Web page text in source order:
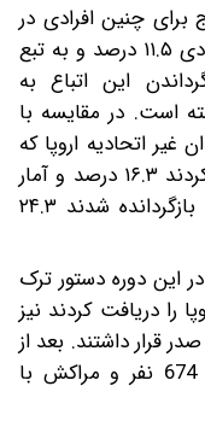
برای چنین افرادی در
مقایسه با سه‌ماهه سوم سال ۲۰۲۴ میلادی ۱۱.۵ درصد و به تبع
این اتباع به
داشته است. در مقایسه با
آمار شهروندان غیر اتحادیه اروپا که
دستور خروج از این اتحادیه را دریافت کردند ۱۶.۳ درصد و آمار
افرادی که درنهایت به کشورهای ثالث بازگردانده شدند ۲۴.۳
این دوره دستور ترک
را دریافت کردند نیز
(11هزار‌و 362 نفر) در صدر قرار داشتند. بعد از
آنها شهروندان سوریه با هشت هزار‌و 674 نفر و مراکش با